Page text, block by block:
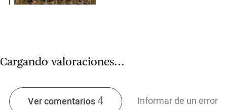
Cargando valoraciones...
Ver comentarios4 Informar de un error